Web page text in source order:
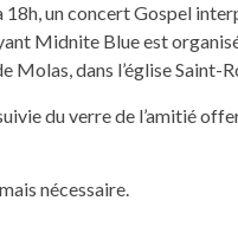
18h, un concert Gospel
Midnite Blue est
Molas, dans l’église Saint-
du verre de l’amitié
nécessaire.